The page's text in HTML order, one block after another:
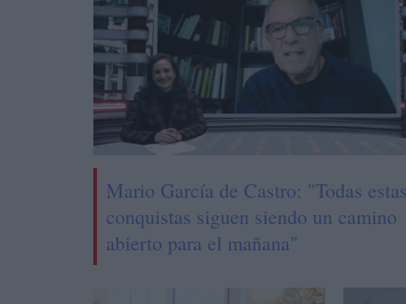
Mario García de Castro: "Todas estas
conquistas siguen siendo un camino
abierto para el mañana"